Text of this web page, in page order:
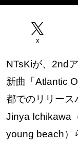
X
NTsKiが、2nd
新曲「Atlantic
都でのリリース
Jinya Ichikawa
young beach）